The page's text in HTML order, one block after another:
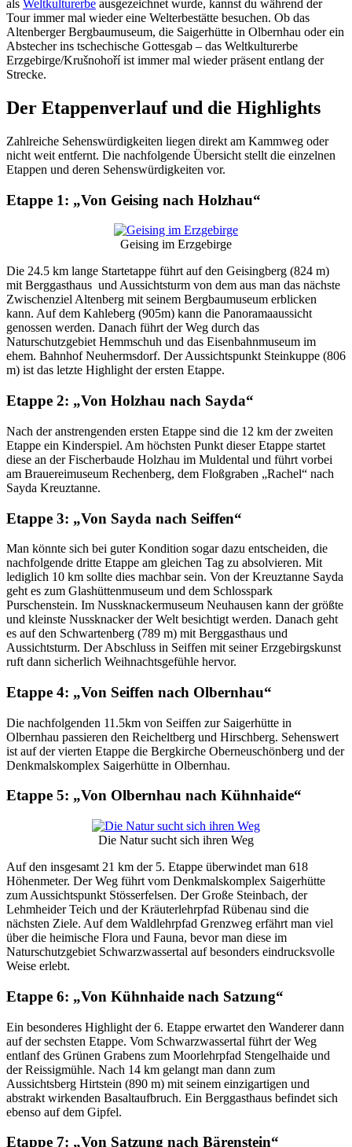
als Weltkulturerbe ausgezeichnet wurde, kannst du während der
Tour immer mal wieder eine Welterbestätte besuchen. Ob das
Altenberger Bergbaumuseum, die Saigerhütte in Olbernhau oder ein
Abstecher ins tschechische Gottesgab – das Weltkulturerbe
Erzgebirge/Krušnohoří ist immer mal wieder präsent entlang der
Strecke.
Der Etappenverlauf und die Highlights
Zahlreiche Sehenswürdigkeiten liegen direkt am Kammweg oder
nicht weit entfernt. Die nachfolgende Übersicht stellt die einzelnen
Etappen und deren Sehenswürdigkeiten vor.
Etappe 1: „Von Geising nach Holzhau“
Geising im Erzgebirge
Die 24.5 km lange Startetappe führt auf den Geisingberg (824 m)
mit Berggasthaus und Aussichtsturm von dem aus man das nächste
Zwischenziel Altenberg mit seinem Bergbaumuseum erblicken
kann. Auf dem Kahleberg (905m) kann die Panoramaaussicht
genossen werden. Danach führt der Weg durch das
Naturschutzgebiet Hemmschuh und das Eisenbahnmuseum im
ehem. Bahnhof Neuhermsdorf. Der Aussichtspunkt Steinkuppe (806
m) ist das letzte Highlight der ersten Etappe.
Etappe 2: „Von Holzhau nach Sayda“
Nach der anstrengenden ersten Etappe sind die 12 km der zweiten
Etappe ein Kinderspiel. Am höchsten Punkt dieser Etappe startet
diese an der Fischerbaude Holzhau im Muldental und führt vorbei
am Brauereimuseum Rechenberg, dem Floßgraben „Rachel“ nach
Sayda Kreuztanne.
Etappe 3: „Von Sayda nach Seiffen“
Man könnte sich bei guter Kondition sogar dazu entscheiden, die
nachfolgende dritte Etappe am gleichen Tag zu absolvieren. Mit
lediglich 10 km sollte dies machbar sein. Von der Kreuztanne Sayda
geht es zum Glashüttenmuseum und dem Schlosspark
Purschenstein. Im Nussknackermuseum Neuhausen kann der größte
und kleinste Nussknacker der Welt besichtigt werden. Danach geht
es auf den Schwartenberg (789 m) mit Berggasthaus und
Aussichtsturm. Der Abschluss in Seiffen mit seiner Erzgebirgskunst
ruft dann sicherlich Weihnachtsgefühle hervor.
Etappe 4: „Von Seiffen nach Olbernhau“
Die nachfolgenden 11.5km von Seiffen zur Saigerhütte in
Olbernhau passieren den Reicheltberg und Hirschberg. Sehenswert
ist auf der vierten Etappe die Bergkirche Oberneuschönberg und der
Denkmalskomplex Saigerhütte in Olbernhau.
Etappe 5: „Von Olbernhau nach Kühnhaide“
Die Natur sucht sich ihren Weg
Auf den insgesamt 21 km der 5. Etappe überwindet man 618
Höhenmeter. Der Weg führt vom Denkmalskomplex Saigerhütte
zum Aussichtspunkt Stösserfelsen. Der Große Steinbach, der
Lehmheider Teich und der Kräuterlehrpfad Rübenau sind die
nächsten Ziele. Auf dem Waldlehrpfad Grenzweg erfährt man viel
über die heimische Flora und Fauna, bevor man diese im
Naturschutzgebiet Schwarzwassertal auf besonders eindrucksvolle
Weise erlebt.
Etappe 6: „Von Kühnhaide nach Satzung“
Ein besonderes Highlight der 6. Etappe erwartet den Wanderer dann
auf der sechsten Etappe. Vom Schwarzwassertal führt der Weg
entlanf des Grünen Grabens zum Moorlehrpfad Stengelhaide und
der Reissigmühle. Nach 14 km gelangt man dann zum
Aussichtsberg Hirtstein (890 m) mit seinem einzigartigen und
abstrakt wirkenden Basaltaufbruch. Ein Berggasthaus befindet sich
ebenso auf dem Gipfel.
Etappe 7: „Von Satzung nach Bärenstein“